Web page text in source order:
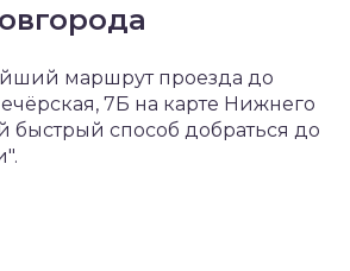
маршрут проезда до
7Б на карте Нижнего
быстрый способ добраться до